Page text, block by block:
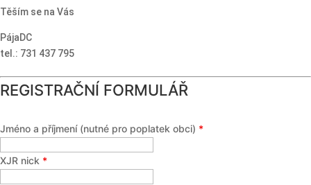
Těším se na Vás
PájaDC
tel.: 731 437 795
REGISTRAČNÍ FORMULÁŘ
Jméno a příjmení (nutné pro poplatek obci) *
XJR nick *